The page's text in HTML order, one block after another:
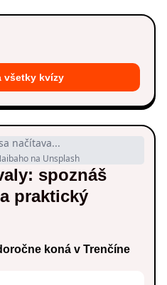
všetky kvízy
načítava...
na Unsplash
spoznáš
praktický
koná v Trenčíne